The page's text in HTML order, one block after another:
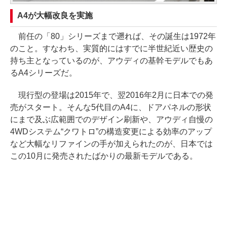
A4が大幅改良を実施
前任の「80」シリーズまで遡れば、その誕生は1972年
のこと。すなわち、実質的にはすでに半世紀近い歴史の
持ち主となっているのが、アウディの基幹モデルでもあ
るA4シリーズだ。
現行型の登場は2015年で、翌2016年2月に日本での発
売がスタート。そんな5代目のA4に、ドアパネルの形状
にまで及ぶ広範囲でのデザイン刷新や、アウディ自慢の
4WDシステム“クワトロ”の構造変更による効率のアップ
など大幅なリファインの手が加えられたのが、日本では
この10月に発売されたばかりの最新モデルである。